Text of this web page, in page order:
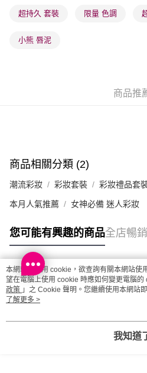
每筆HK$65.00，滿HK$300.00或以
(香港門市) 只顯示可選門市。確認發
(澳門門市) 只顯示可選門市。確認發
超持久 套裝 限量 色調
小熊 唇泥
商品推
商品相關分類 (2)
潮流彩妝 彩妝套裝 彩妝禮品套
本月人氣推薦 女神必備 迷人彩妝
您可能有興趣的商品全店暢
熱門標籤
熱銷排行
本網站中使用 cookie，欲查詢有關本網站使
望在電腦上使用 cookie 時應如何變更電腦的
政策 」之 Cookie 聲明。您繼續使用本網站
條款之 Cookie 聲明使用 cookie。
了解更多 >
我知道